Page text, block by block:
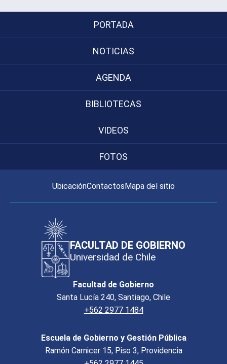
PORTADA
NOTICIAS
AGENDA
BIBLIOTECAS
VIDEOS
FOTOS
UbicaciónContactosMapa del sitio
FACULTAD DE GOBIERNO
Universidad de Chile
Facultad de Gobierno
Santa Lucía 240, Santiago, Chile
+562 2977 1484
Escuela de Gobierno y Gestión Pública
Ramón Carnicer 15, Piso 3, Providencia